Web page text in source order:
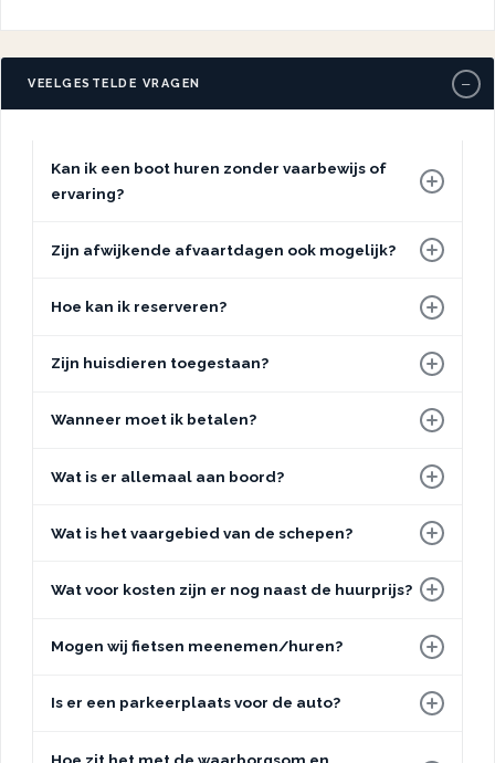
VEELGESTELDE VRAGEN −
Kan ik een boot huren zonder vaarbewijs of
ervaring?
Zijn afwijkende afvaartdagen ook mogelijk?
Hoe kan ik reserveren?
Zijn huisdieren toegestaan?
Wanneer moet ik betalen?
Wat is er allemaal aan boord?
Wat is het vaargebied van de schepen?
Wat voor kosten zijn er nog naast de huurprijs?
Mogen wij fietsen meenemen/huren?
Is er een parkeerplaats voor de auto?
Hoe zit het met de waarborgsom en